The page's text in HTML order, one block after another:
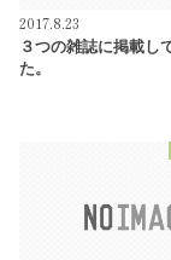
2017.8.23
３つの雑誌に掲載し
た。